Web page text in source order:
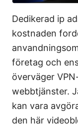
Dedikerad ip
kostnaden
företag och
överväger
webbtjänster.
kan vara
den här